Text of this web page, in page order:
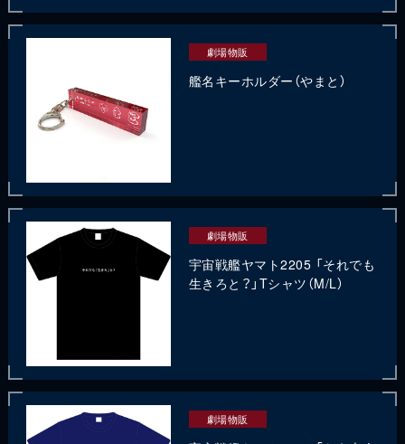
劇場物販
艦名キーホルダー（やまと）
劇場物販
宇宙戦艦ヤマト2205 「それでも
生きろと？」Tシャツ（M/L）
劇場物販